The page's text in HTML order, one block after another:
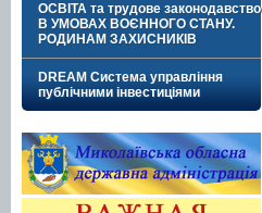
ОСВІТА та трудове законодавство
В УМОВАХ ВОЄННОГО СТАНУ.
РОДИНАМ ЗАХИСНИКІВ
DREAM Система управління
публічними інвестиціями